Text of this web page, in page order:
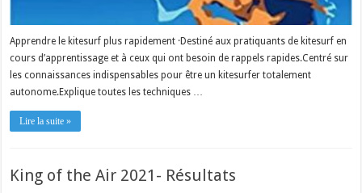
Apprendre le kitesurf plus rapidement ·Destiné aux pratiquants de kitesurf en
cours d’apprentissage et à ceux qui ont besoin de rappels rapides.Centré sur
les connaissances indispensables pour être un kitesurfer totalement
autonome.Explique toutes les techniques …
Lire la suite »
King of the Air 2021- Résultats